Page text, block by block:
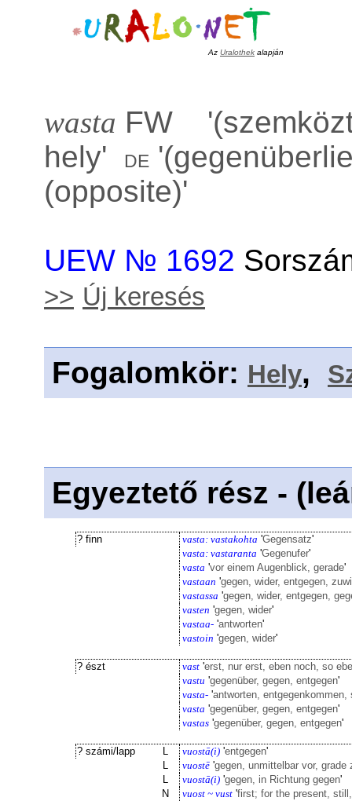
Az Uralothek alapján
wasta FW '
hely' de '
(opposite)'
UEW № 1692
>> Új keresés
Fogalomkör: Hely,
Egyeztető rész -
? finn vasta: vastakohta 'Gegensatz'
vasta: vastaranta 'Gegenufer'
vasta 'vor einem Augenblick, gerade'
vastaan 'gegen, wider, entgegen,
vastassa 'gegen, wider, entgegen,
vasten 'gegen, wider'
vastaa- 'antworten'
vastoin 'gegen, wider'
? észt vast 'erst, nur erst, eben noch, so
vastu 'gegenüber, gegen, entgegen'
vasta- 'antworten, entgegenkommen,
vasta 'gegenüber, gegen, entgegen'
vastas 'gegenüber, gegen, entgegen'
? számi/lapp L vuostā(i) 'entgegen'
L
vuostē 'gegen, unmittelbar vor,
L
vuostā(i) 'gegen, in Richtung gegen'
N
vuost ~ vust 'first; for the present,